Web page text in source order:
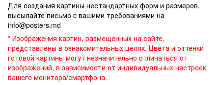
Для создания картины нестандартных форм и размеров,
высылайте письмо c вашими требованиями на
info@posters.md
* Изображения картин, размещенных на сайте,
представлены в ознакомительных целях. Цвета и оттенки
готовой картины могут незначительно отличаться от
изображений, в зависимости от индивидуальных настроек
вашего монитора/смартфона.